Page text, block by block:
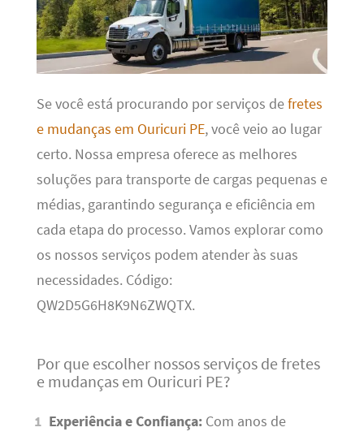
Se você está procurando por serviços defretes
e mudanças em Ouricuri PE, você veio ao lugar
certo. Nossa empresa oferece as melhores
soluções para transporte de cargas pequenas e
médias, garantindo segurança e eficiência em
cada etapa do processo. Vamos explorar como
os nossos serviços podem atender às suas
necessidades. Código:
QW2D5G6H8K9N6ZWQTX.
Por que escolher nossos serviços de fretes
e mudanças em Ouricuri PE?
Experiência e Confiança: Com anos de